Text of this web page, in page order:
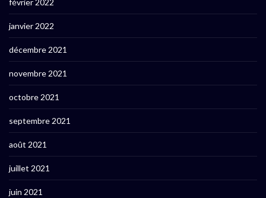
février 2022
janvier 2022
décembre 2021
novembre 2021
octobre 2021
septembre 2021
août 2021
juillet 2021
juin 2021